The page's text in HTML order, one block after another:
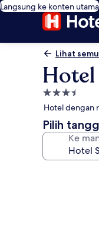
Langsung ke konten utama
Lihat
Properti
bintang
3.5
Hotel dengan
Pilih
Ke